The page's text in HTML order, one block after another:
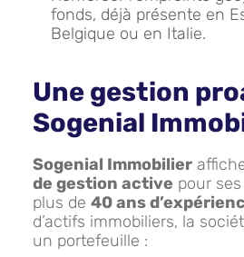
fonds, déjà présente en
Belgique ou en Italie.
Une gestion
Sogenial
Sogenial Immobilier
de gestion active pour
plus de 40 ans
d’actifs immobiliers, la
un portefeuille :